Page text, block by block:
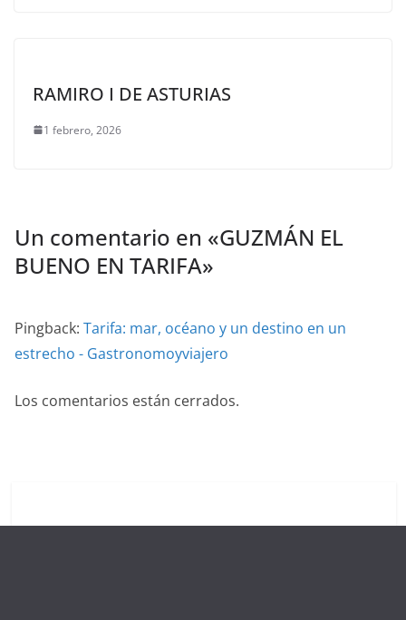
RAMIRO I DE ASTURIAS
1 febrero, 2026
Un comentario en «GUZMÁN EL
BUENO EN TARIFA»
Pingback: Tarifa: mar, océano y un destino en un
estrecho - Gastronomoyviajero
Los comentarios están cerrados.